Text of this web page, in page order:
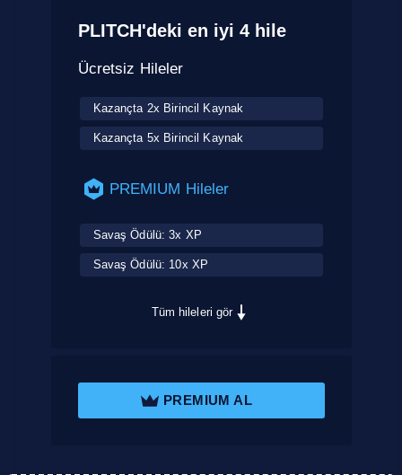
PLITCH'deki en iyi 4 hile
Ücretsiz Hileler
Kazançta 2x Birincil Kaynak
Kazançta 5x Birincil Kaynak
PREMIUM Hileler
Savaş Ödülü: 3x XP
Savaş Ödülü: 10x XP
Tüm hileleri gör
PREMIUM AL